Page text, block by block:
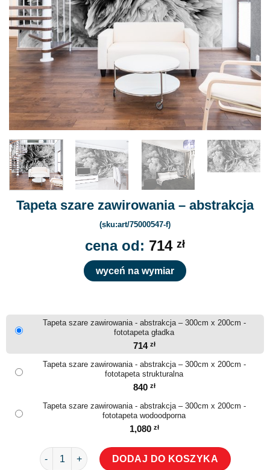
Tapeta szare zawirowania – abstrakcja
(sku:art/75000547-f)
cena od: 714 zł
wyceń na wymiar
Tapeta szare zawirowania - abstrakcja – 300cm x 200cm -
fototapeta gładka
714 zł
Tapeta szare zawirowania - abstrakcja – 300cm x 200cm -
fototapeta strukturalna
840 zł
Tapeta szare zawirowania - abstrakcja – 300cm x 200cm -
fototapeta wodoodporna
1,080 zł
ilość Tapeta szare zawirowania - abstrakcja
DODAJ DO KOSZYKA